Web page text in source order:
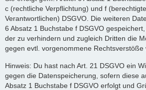
c (rechtliche Verpflichtung) und f
Verantwortlichen) DSGVO. Die weiteren
6 Absatz 1 Buchstabe f DSGVO
der zu verhindern und zugleich Dritten die
gegen evtl. vorgenommene Rechtsverstöße
Hinweis: Du hast nach Art. 21 DSGVO ein
gegen die Datenspeicherung, sofern diese
Absatz 1 Buchstabe f DSGVO erfolgt und